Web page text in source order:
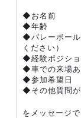
◆お名前
◆年齢
◆バレーボール
ください）
◆経験ポジショ
◆車での来場
◆参加希望日
◆その他質問
をメッセージ